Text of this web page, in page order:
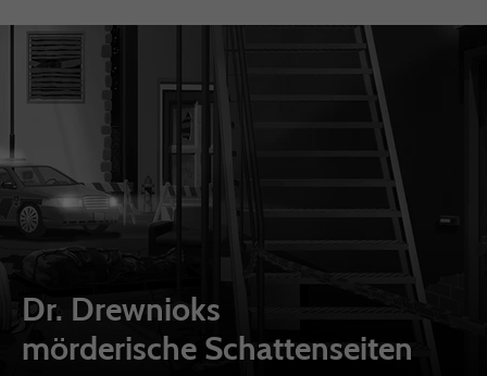
Dr. Drewnioks
mörderische Schattenseiten